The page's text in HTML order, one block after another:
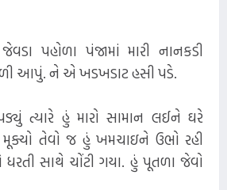
પહોળા પંજામાં મારી નાનકડી
આપું. ને એ ખડખડાટ હસી પડે.
ત્યારે હું મારો સામાન લઈને ઘરે
તેવો જ હું ખમચાઇને ઉભો રહી
ધરતી સાથે ચોંટી ગયા. હું પૂતળા જેવો